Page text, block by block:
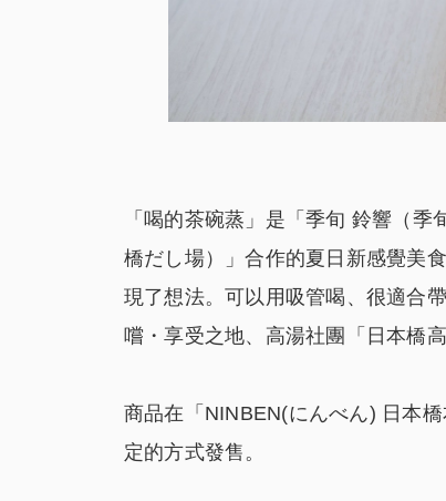
「喝的茶碗蒸」是「季旬 鈴響（
橋だし場）」合作的夏日新感覺美
現了想法。可以用吸管喝、很適合
嚐・享受之地、高湯社團「日本橋
商品在「NINBEN(にんべん) 日本
定的方式發售。